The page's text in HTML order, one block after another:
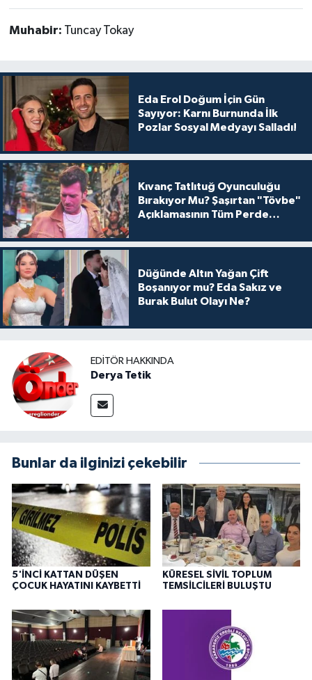
Muhabir: Tuncay Tokay
Eda Erol Doğum İçin Gün
Sayıyor: Karnı Burnunda İlk
Pozlar Sosyal Medyayı Salladı!
Kıvanç Tatlıtuğ Oyunculuğu
Bırakıyor Mu? Şaşırtan "Tövbe"
Açıklamasının Tüm Perde
Düğünde Altın Yağan Çift
Boşanıyor mu? Eda Sakız ve
Burak Bulut Olayı Ne?
EDITÖR HAKKINDA
Derya Tetik
Bunlar da ilginizi çekebilir
5'İNCİ KATTAN DÜŞEN
ÇOCUK HAYATINI KAYBETTİ
KÜRESEL SİVİL TOPLUM
TEMSİLCİLERİ BULUŞTU